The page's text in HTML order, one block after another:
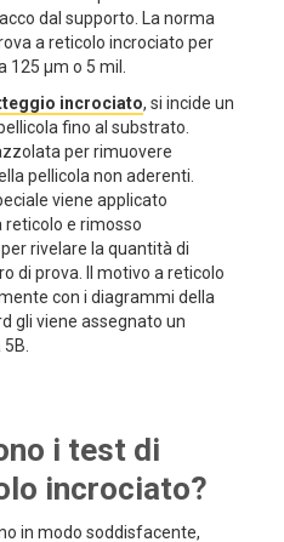
dal supporto. La norma
a reticolo incrociato per
μm o 5 mil.
incrociato, si incide un
fino al substrato.
per rimuovere
pellicola non aderenti.
viene applicato
reticolo e rimosso
rivelare la quantità di
di prova. Il motivo a reticolo
con i diagrammi della
gli viene assegnato un
i test di
incrociato?
in modo soddisfacente,